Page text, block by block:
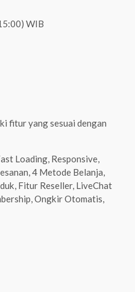
WIB
fitur yang sesuai dengan
Loading, Responsive,
4 Metode Belanja,
Fitur Reseller, LiveChat
Ongkir Otomatis,